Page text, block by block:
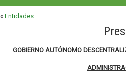
« Entidades
GOBIERNO AUTÓNOMO